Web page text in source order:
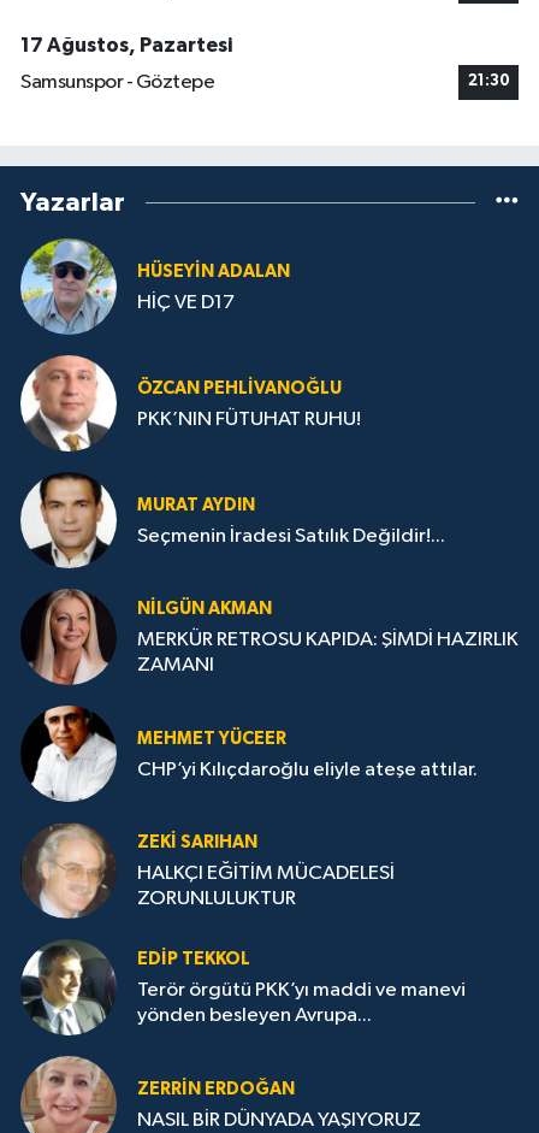
17 Ağustos, Pazartesi
Samsunspor - Göztepe
21:30
Yazarlar
HÜSEYIN ADALAN
HİÇ VE D17
ÖZCAN PEHLIVANOĞLU
PKK’NIN FÜTUHAT RUHU!
MURAT AYDIN
Seçmenin İradesi Satılık Değildir!...
NILGÜN AKMAN
MERKÜR RETROSU KAPIDA: ŞİMDİ HAZIRLIK
ZAMANI
MEHMET YÜCEER
CHP’yi Kılıçdaroğlu eliyle ateşe attılar.
ZEKI SARIHAN
HALKÇI EĞİTİM MÜCADELESİ
ZORUNLULUKTUR
EDIP TEKKOL
Terör örgütü PKK’yı maddi ve manevi
yönden besleyen Avrupa...
ZERRIN ERDOĞAN
NASIL BİR DÜNYADA YAŞIYORUZ